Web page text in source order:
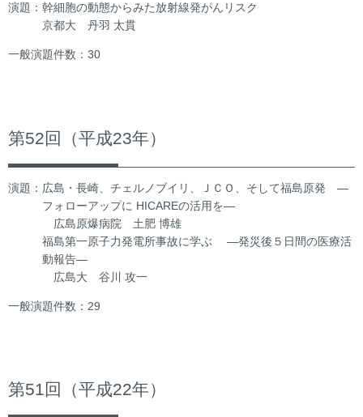
演題：幹細胞の動態からみた放射線発がんリスク
京都大 丹羽 太貫
一般演題件数：30
第52回（平成23年）
演題：広島・長崎、チェルノブイリ、ＪＣＯ、そして福島原発 ―
フォローアップに HICAREの活用を―
広島原爆病院 土肥 博雄
福島第一原子力発電所事故に学ぶ ―発災後５日間の医療活
動報告―
広島大 谷川 攻一
一般演題件数：29
第51回（平成22年）